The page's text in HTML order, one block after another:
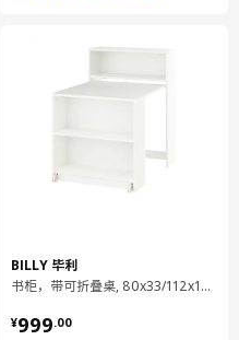
BILLY 毕利
书柜，带可折叠桌, 80x33/112x106 厘米
¥999.00
¥ 999.00